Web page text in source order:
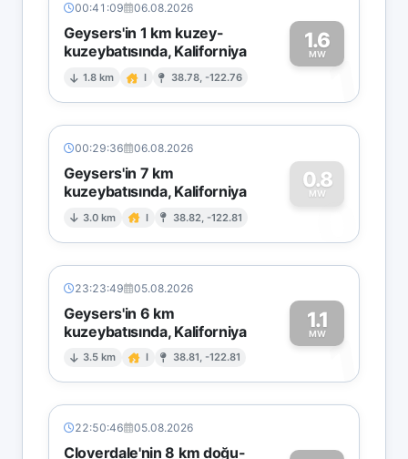
00:41:09 06.08.2026
Geysers'in 1 km kuzey-
kuzeybatısında, Kaliforniya
1.8 km I 38.78, -122.76
1.6
MW1
00:29:36 06.08.2026
Geysers'in 7 km
kuzeybatısında, Kaliforniya
3.0 km I 38.82, -122.81
0.8
MW
0
23:23:49 05.08.2026
Geysers'in 6 km
kuzeybatısında, Kaliforniya
3.5 km I 38.81, -122.81
1.1
MW1
22:50:46 05.08.2026
Cloverdale'nin 8 km doğu-